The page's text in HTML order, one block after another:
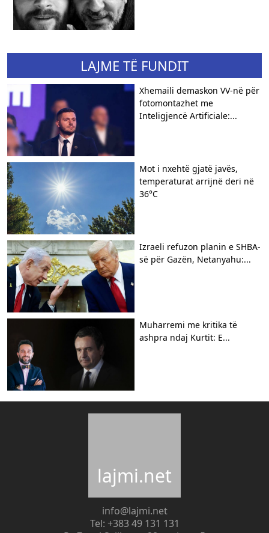
LAJME TË FUNDIT
Xhemaili demaskon VV-në për
fotomontazhet me
Inteligjencë Artificiale:...
Mot i nxehtë gjatë javës,
temperaturat arrijnë deri në
36°C
Izraeli refuzon planin e SHBA-
së për Gazën, Netanyahu:...
Muharremi me kritika të
ashpra ndaj Kurtit: E...
lajmi.net
info@lajmi.net
Tel: +383 49 131 131